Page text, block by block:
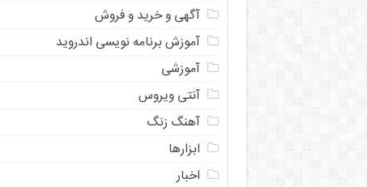
آگهی و خرید و فروش
آموزش برنامه نویسی اندروید
آموزشی
آنتی ویروس
آهنگ زنگ
ابزارها
اخبار